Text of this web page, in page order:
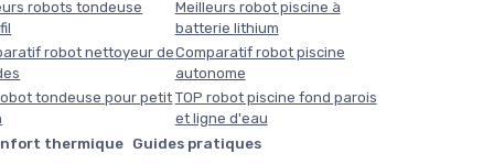
robots tondeuse
robot nettoyeur de
tondeuse pour petit
Meilleurs robot piscine à
batterie lithium
Comparatif robot piscine
autonome
TOP robot piscine fond parois
et ligne d'eau
thermique Guides pratiques